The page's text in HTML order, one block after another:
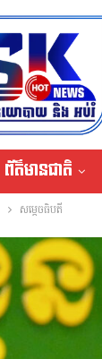
ព័ត៌មានជាតិ
សម្តេចធិបតី